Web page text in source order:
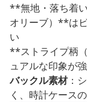
**無地・落ち着
オリーブ）**は
い
**ストライプ柄
ュアルな印象が
バックル素材：
く、時計ケース